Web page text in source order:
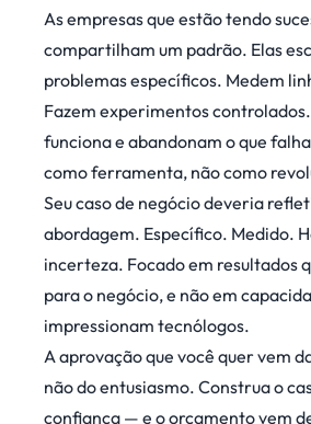
As empresas que estão tendo
compartilham um padrão. Elas
problemas específicos. Medem
Fazem experimentos
funciona e abandonam o que
como ferramenta, não como
Seu caso de negócio deveria
abordagem. Específico. Medido.
incerteza. Focado em resultados
para o negócio, e não em
impressionam tecnólogos.
A aprovação que você quer vem
não do entusiasmo. Construa o
confiança — e o orçamento vem